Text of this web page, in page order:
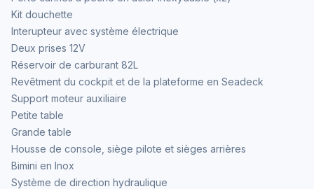
Kit douchette
Interupteur avec système électrique
Deux prises 12V
Réservoir de carburant 82L
Revêtment du cockpit et de la plateforme en Seadeck
Support moteur auxiliaire
Petite table
Grande table
Housse de console, siège pilote et sièges arrières
Bimini en Inox
Système de direction hydraulique